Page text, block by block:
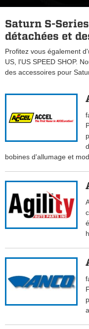
Saturn S-
détachées et
Profitez vous également
US, l'US SPEED SHOP.
des accessoires pour
bobines d'allumage et